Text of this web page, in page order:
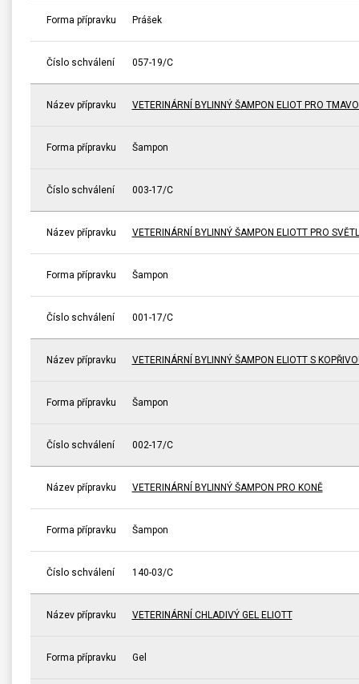
Forma přípravku Prášek
Číslo schválení 057-19/C
Název přípravku VETERINÁRNÍ BYLINNÝ ŠAMPON ELIOT PRO
Forma přípravku Šampon
Číslo schválení 003-17/C
Název přípravku VETERINÁRNÍ BYLINNÝ ŠAMPON ELIOTT PRO
Forma přípravku Šampon
Číslo schválení 001-17/C
Název přípravku VETERINÁRNÍ BYLINNÝ ŠAMPON ELIOTT S
Forma přípravku Šampon
Číslo schválení 002-17/C
Název přípravku VETERINÁRNÍ BYLINNÝ ŠAMPON PRO KONĚ
Forma přípravku Šampon
Číslo schválení 140-03/C
Název přípravku VETERINÁRNÍ CHLADIVÝ GEL ELIOTT
Forma přípravku Gel